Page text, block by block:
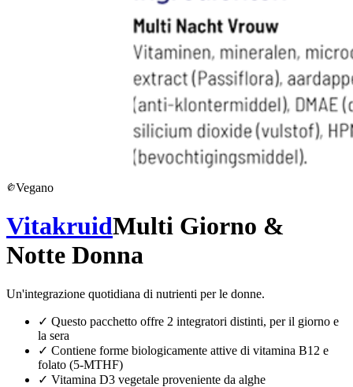
Vegano
VitakruidMulti Giorno &
Notte Donna
Un'integrazione quotidiana di nutrienti per le donne.
✓ Questo pacchetto offre 2 integratori distinti, per il giorno e
la sera
✓ Contiene forme biologicamente attive di vitamina B12 e
folato (5-MTHF)
✓ Vitamina D3 vegetale proveniente da alghe